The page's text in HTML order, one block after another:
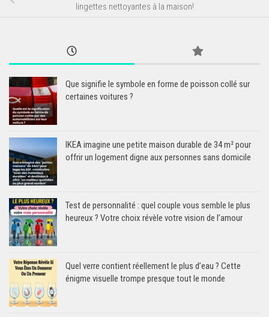
lingettes nettoyantes à la maison!
Que signifie le symbole en forme de poisson collé sur
certaines voitures ?
IKEA imagine une petite maison durable de 34 m² pour
offrir un logement digne aux personnes sans domicile
Test de personnalité : quel couple vous semble le plus
heureux ? Votre choix révèle votre vision de l’amour
Quel verre contient réellement le plus d’eau ? Cette
énigme visuelle trompe presque tout le monde